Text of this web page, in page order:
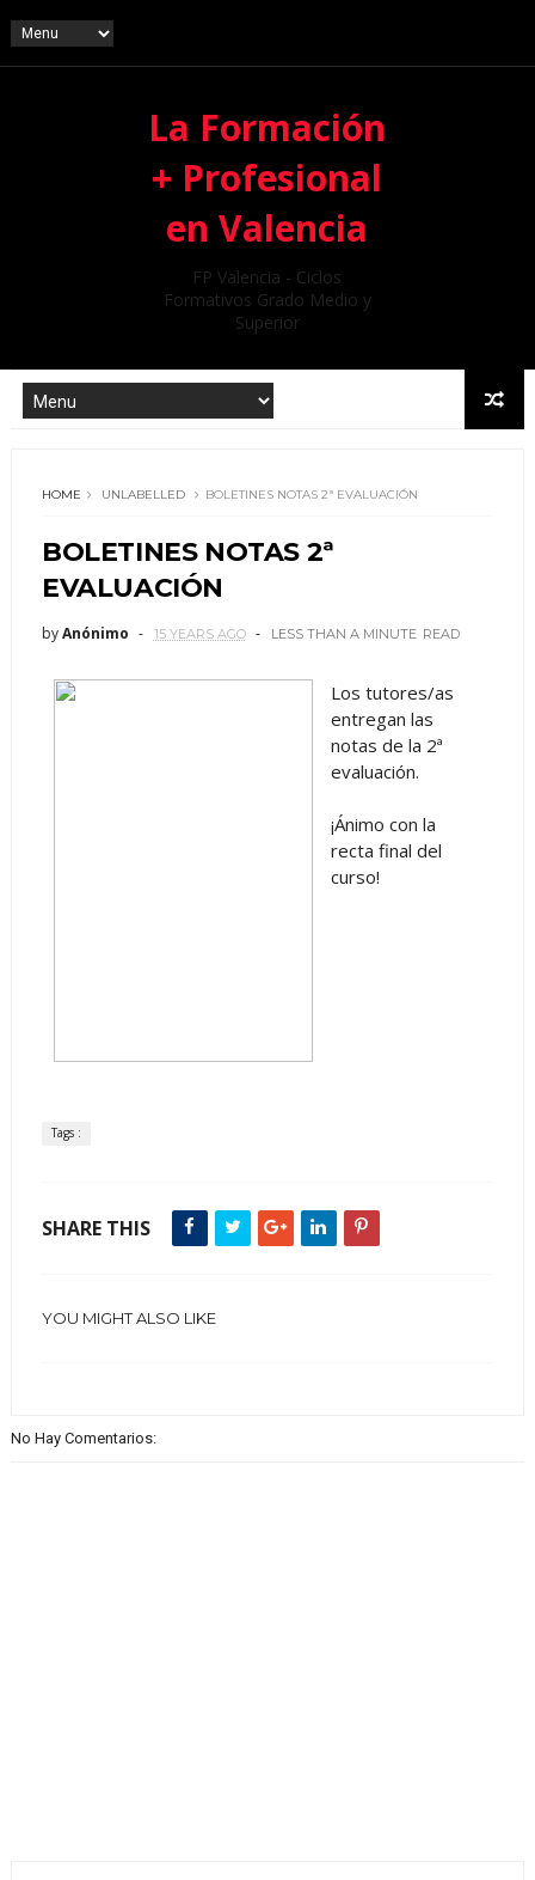
La Formación
+ Profesional
en Valencia
FP Valencia - Ciclos
Formativos Grado Medio y
Superior
HOME UNLABELLED BOLETINES NOTAS 2ª EVALUACIÓN
BOLETINES NOTAS 2ª
EVALUACIÓN
byAnónimo 15 YEARS AGO LESS THAN A MINUTE READ
Los tutores/as
entregan las
notas de la 2ª
evaluación.
¡Ánimo con la
recta final del
curso!
Tags :
SHARE THIS
YOU MIGHT ALSO LIKE
No Hay Comentarios: